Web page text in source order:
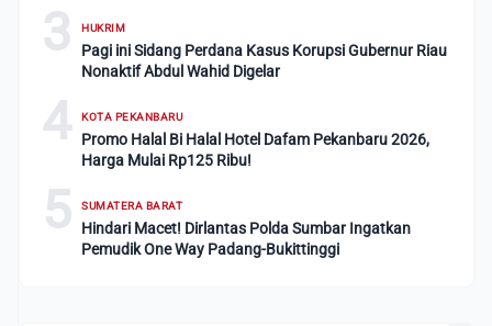
3 HUKRIM
Pagi ini Sidang Perdana Kasus Korupsi Gubernur Riau
Nonaktif Abdul Wahid Digelar
4 KOTA PEKANBARU
Promo Halal Bi Halal Hotel Dafam Pekanbaru 2026,
Harga Mulai Rp125 Ribu!
5 SUMATERA BARAT
Hindari Macet! Dirlantas Polda Sumbar Ingatkan
Pemudik One Way Padang-Bukittinggi